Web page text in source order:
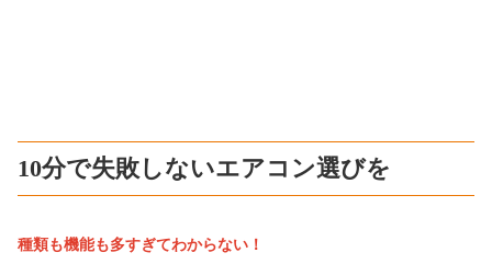
10分で失敗しないエアコン選びを
種類も機能も多すぎてわからない！